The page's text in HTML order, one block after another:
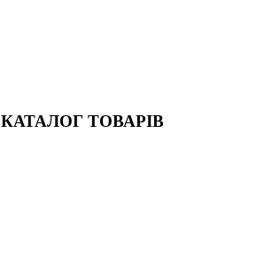
КАТАЛОГ ТОВАРІВ